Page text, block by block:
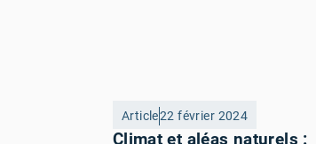
Article22 février 2024
Climat et aléas naturels :